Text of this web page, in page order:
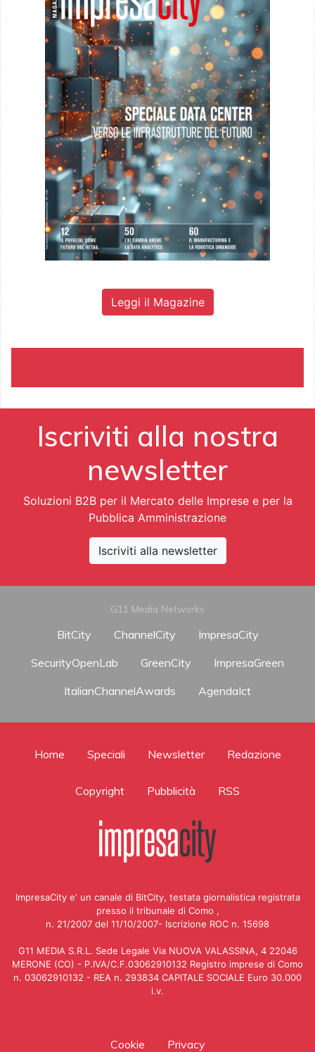
Leggi il Magazine
Iscriviti alla nostra
newsletter
Soluzioni B2B per il Mercato delle Imprese e per la
Pubblica Amministrazione
Iscriviti alla newsletter
G11 Media Networks
BitCity ChannelCity
ImpresaCity
SecurityOpenLab
GreenCity
ImpresaGreen
ItalianChannelAwards
AgendaIct
Home Speciali Newsletter Redazione
Copyright Pubblicità RSS
ImpresaCity e' un canale di BitCity, testata giornalistica registrata
presso il tribunale di Como ,
n. 21/2007 del 11/10/2007- Iscrizione ROC n. 15698
G11 MEDIA S.R.L. Sede Legale Via NUOVA VALASSINA, 4 22046
MERONE (CO) - P.IVA/C.F.03062910132 Registro imprese di Como
n. 03062910132 - REA n. 293834 CAPITALE SOCIALE Euro 30.000
i.v.
Cookie Privacy